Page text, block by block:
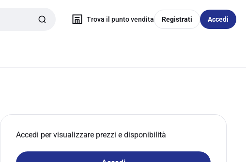
Trova il punto vendita Registrati Accedi
Accedi per visualizzare prezzi e disponibilità